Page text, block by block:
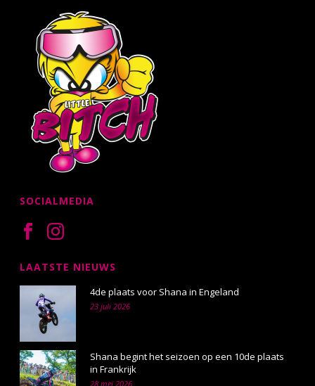
SOCIALMEDIA
LAATSTE NIEUWS
4de plaats voor Shana in Engeland
23 juli 2026
Shana begint het seizoen op een 10de plaats
in Frankrijk
28 mei 2026